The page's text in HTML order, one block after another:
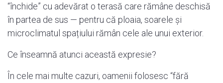
“închide” cu adevărat o terasă care rămâne deschisă
în partea de sus — pentru că ploaia, soarele și
microclimatul spațiului rămân cele ale unui exterior.
Ce înseamnă atunci această expresie?
În cele mai multe cazuri, oamenii folosesc “fără